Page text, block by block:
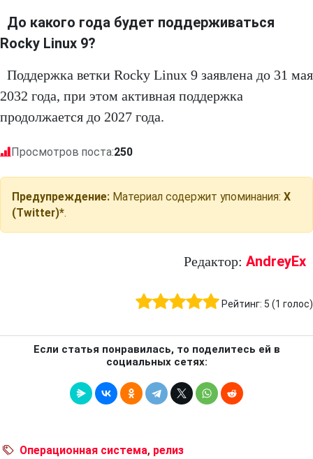
До какого года будет поддерживаться
Rocky Linux 9?
Поддержка ветки Rocky Linux 9 заявлена до 31 мая
2032 года, при этом активная поддержка
продолжается до 2027 года.
Просмотров поста:250
Предупреждение: Материал содержит упоминания: X
(Twitter)*.
Редактор: AndreyEx
Рейтинг: 5 (1 голос)
Если статья понравилась, то поделитесь ей в
социальных сетях:
Операционная система, релиз